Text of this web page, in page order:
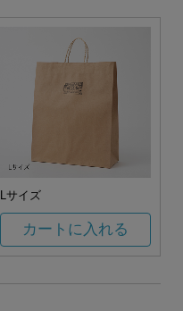
Lサイズ
カートに入れる